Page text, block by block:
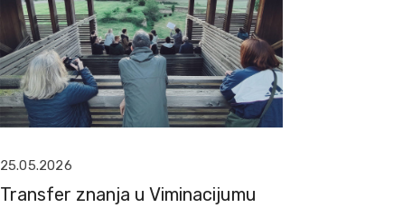
25.05.2026
Transfer znanja u Viminacijumu